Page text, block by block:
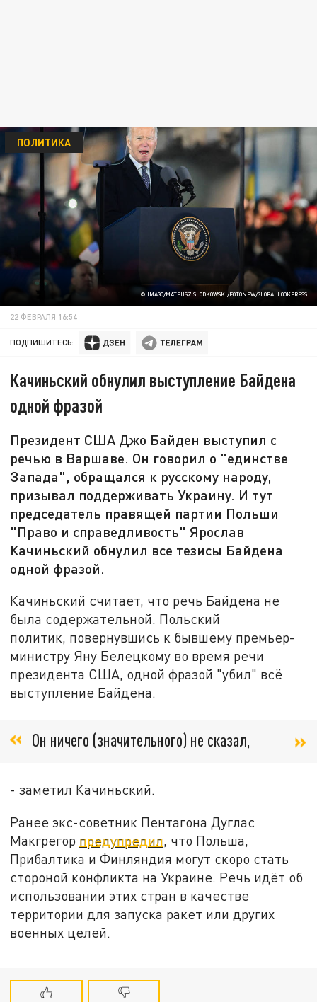
© IMAGO/MATEUSZ SLODKOWSKI/FOTONEW/GLOBALLOOKPRESS
ПОЛИТИКА
22 ФЕВРАЛЯ 16:54
ПОДПИШИТЕСЬ:
Качиньский обнулил выступление Байдена
одной фразой
Президент США Джо Байден выступил с
речью в Варшаве. Он говорил о "единстве
Запада", обращался к русскому народу,
призывал поддерживать Украину. И тут
председатель правящей партии Польши
"Право и справедливость" Ярослав
Качиньский обнулил все тезисы Байдена
одной фразой.
Качиньский считает, что речь Байдена не
была содержательной. Польский
политик, повернувшись к бывшему премьер-
министру Яну Белецкому во время речи
президента США, одной фразой "убил" всё
выступление Байдена.
Он ничего (значительного) не сказал,
- заметил Качиньский.
Ранее экс-советник Пентагона Дуглас
Макгрегор предупредил, что Польша,
Прибалтика и Финляндия могут скоро стать
стороной конфликта на Украине. Речь идёт об
использовании этих стран в качестве
территории для запуска ракет или других
военных целей.